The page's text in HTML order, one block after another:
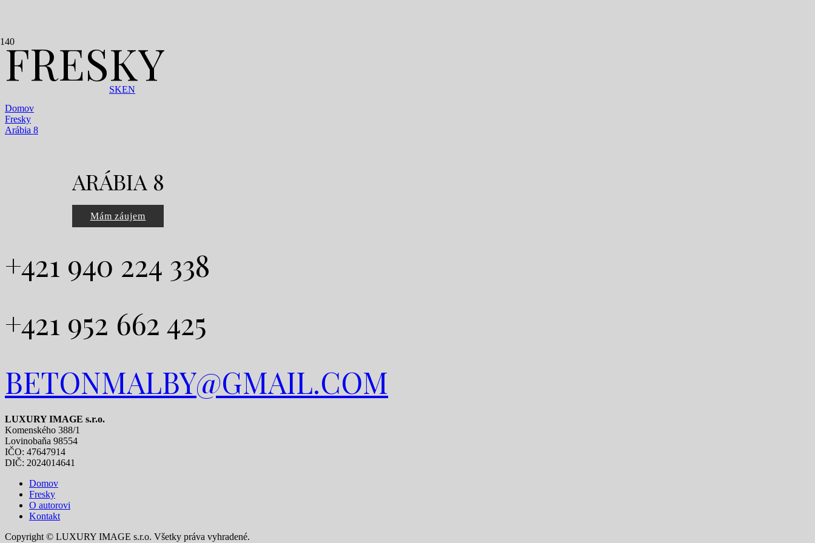
SKEN
FRESKY
Domov
Fresky
Arábia 8
ARÁBIA 8
Mám záujem
+421 940 224 338
+421 952 662 425
BETONMALBY@GMAIL.COM
LUXURY IMAGE s.r.o.
Komenského 388/1
Lovinobaňa 98554
IČO: 47647914
DIČ: 2024014641
Domov
Fresky
O autorovi
Kontakt
Copyright © LUXURY IMAGE s.r.o. Všetky práva vyhradené.